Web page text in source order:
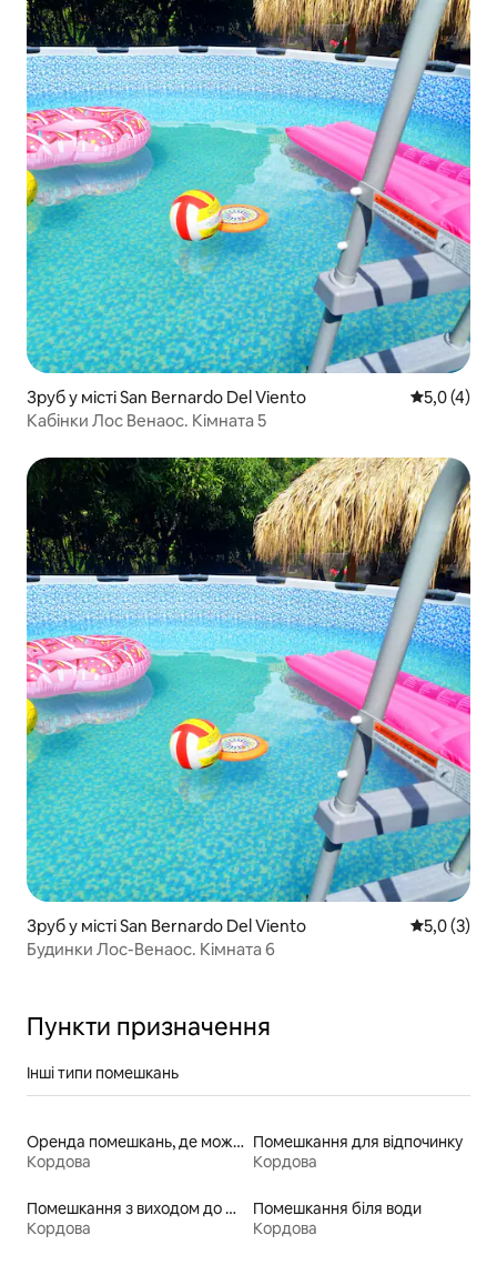
Зруб у місті San Bernardo Del Viento Середня
5,0 (4)
Кабінки Лос Венаос. Кімната 5
Зруб у місті San Bernardo Del Viento Середня
5,0 (3)
Будинки Лос-Венаос. Кімната 6
Пункти призначення
Інші типи помешкань
Оренда помешкань, де можна перебувати з домашніми тваринами
Кордова
Помешкання для відпочинку
Кордова
Помешкання з виходом до озера
Кордова
Помешкання біля води
Кордова